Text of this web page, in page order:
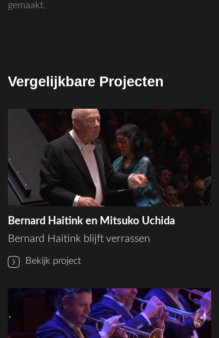
gemaakt.
Vergelijkbare Projecten
Bernard Haitink en Mitsuko Uchida
Bernard Haitink blijft verrassen
Bekijk project